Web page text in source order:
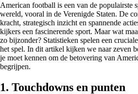
American football is een van de populairste
wereld, vooral in de Verenigde Staten. De
kracht, strategisch inzicht en spannende
kijkers een fascinerende sport. Maar wat
zo bijzonder? Statistieken spelen een
het spel. In dit artikel kijken we naar zeven
je moet kennen om de betovering van
begrijpen.
1. Touchdowns en punten